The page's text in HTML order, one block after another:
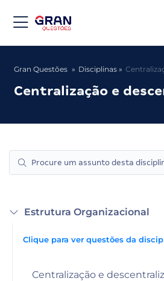
Gran Questões Disciplinas
Centralização e
Estrutura Organizacional
Clique para ver questões da
Centralização e